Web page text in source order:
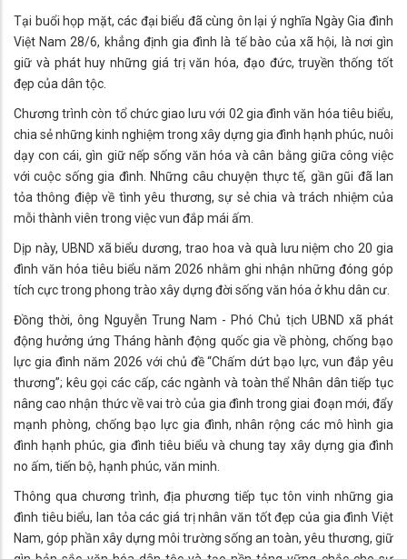
Tại buổi họp mặt, các đại biểu đã cùng ôn lại ý nghĩa Ngày Gia đình
Việt Nam 28/6, khẳng định gia đình là tế bào của xã hội, là nơi gìn
giữ và phát huy những giá trị văn hóa, đạo đức, truyền thống tốt
đẹp của dân tộc.
Chương trình còn tổ chức giao lưu với 02 gia đình văn hóa tiêu biểu,
chia sẻ những kinh nghiệm trong xây dựng gia đình hạnh phúc, nuôi
dạy con cái, gìn giữ nếp sống văn hóa và cân bằng giữa công việc
với cuộc sống gia đình. Những câu chuyện thực tế, gần gũi đã lan
tỏa thông điệp về tình yêu thương, sự sẻ chia và trách nhiệm của
mỗi thành viên trong việc vun đắp mái ấm.
Dịp này, UBND xã biểu dương, trao hoa và quà lưu niệm cho 20 gia
đình văn hóa tiêu biểu năm 2026 nhằm ghi nhận những đóng góp
tích cực trong phong trào xây dựng đời sống văn hóa ở khu dân cư.
Đồng thời, ông Nguyễn Trung Nam - Phó Chủ tịch UBND xã phát
động hưởng ứng Tháng hành động quốc gia về phòng, chống bạo
lực gia đình năm 2026 với chủ đề “Chấm dứt bạo lực, vun đắp yêu
thương”; kêu gọi các cấp, các ngành và toàn thể Nhân dân tiếp tục
nâng cao nhận thức về vai trò của gia đình trong giai đoạn mới, đẩy
mạnh phòng, chống bạo lực gia đình, nhân rộng các mô hình gia
đình hạnh phúc, gia đình tiêu biểu và chung tay xây dựng gia đình
no ấm, tiến bộ, hạnh phúc, văn minh.
Thông qua chương trình, địa phương tiếp tục tôn vinh những gia
đình tiêu biểu, lan tỏa các giá trị nhân văn tốt đẹp của gia đình Việt
Nam, góp phần xây dựng môi trường sống an toàn, yêu thương, giữ